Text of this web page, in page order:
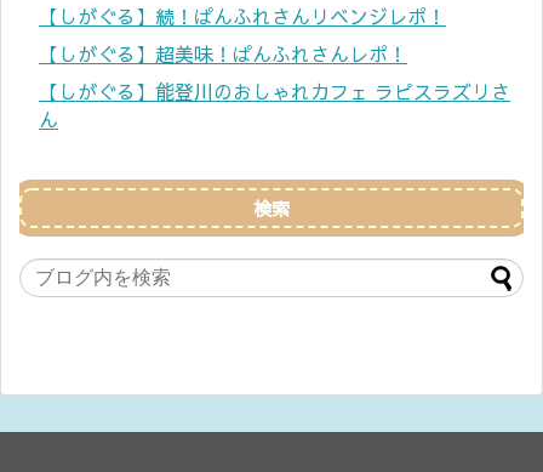
【しがぐる】続！ぱんふれさんリベンジレポ！
【しがぐる】超美味！ぱんふれさんレポ！
【しがぐる】能登川のおしゃれカフェ ラピスラズリさ
ん
検索